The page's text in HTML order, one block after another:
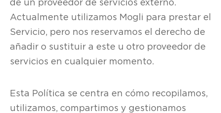
de un proveedor de servicios externo.
Actualmente utilizamos Mogli para prestar el
Servicio, pero nos reservamos el derecho de
añadir o sustituir a este u otro proveedor de
servicios en cualquier momento.
Esta Política se centra en cómo recopilamos,
utilizamos, compartimos y gestionamos